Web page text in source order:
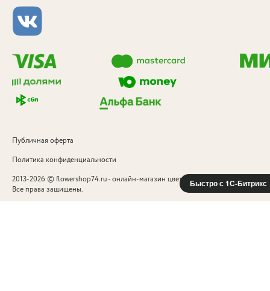
Публичная оферта
Политика конфиденциальности
2013-2026 © flowershop74.ru - онлайн-магазин цветов и подарков в
Все права защищены.
Быстро с 1С-Битрикс